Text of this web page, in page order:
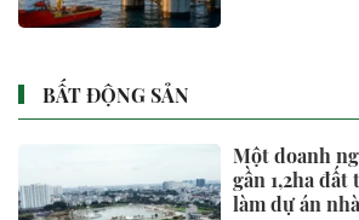
BẤT ĐỘNG SẢN
Một doanh
gần 1,2ha
làm dự án